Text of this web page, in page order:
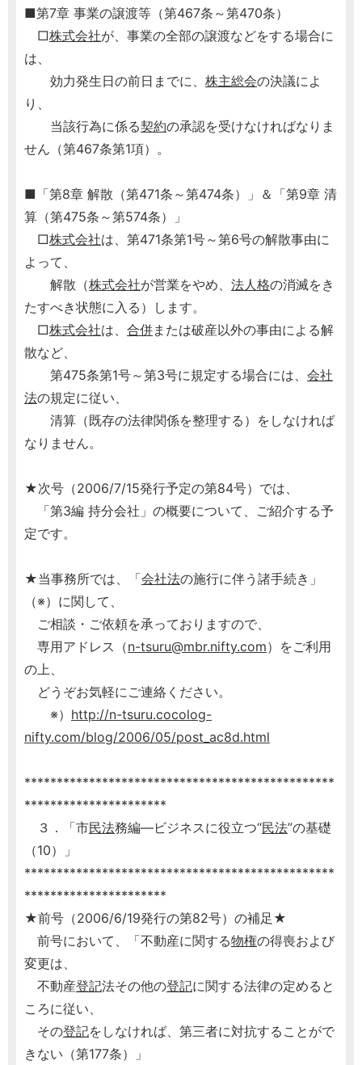
■第7章 事業の譲渡等（第467条～第470条）
□株式会社が、事業の全部の譲渡などをする場合に
は、
効力発生日の前日までに、 株主総会の決議によ
り、
当該行為に係る契約の承認を受けなければなりま
せん（第467条第1項）。
■「第8章 解散（第471条～第474条）」＆「第9章 清
算（第475条～第574条）」
□株式会社は、第471条第1号～第6号の解散事由に
よって、
解散（株式会社が営業をやめ、 法人格の消滅をき
たすべき状態に入る）します。
□株式会社は、 合併または破産以外の事由による解
散など、
第475条第1号～第3号に規定する場合には、 会社
法の規定に従い、
清算（既存の法律関係を整理する）をしなければ
なりません。
★次号（2006/7/15発行予定の第84号）では、
「第3編 持分会社」の概要について、ご紹介する予
定です。
★当事務所では、「会社法の施行に伴う諸手続き」
（※）に関して、
ご相談・ご依頼を承っておりますので、
専用アドレス（n-tsuru@mbr.nifty.com）をご利用
の上、
どうぞお気軽にご連絡ください。
※） http://n-tsuru.cocolog-
nifty.com/blog/2006/05/post_ac8d.html
************************************************
**********************
３．「市民法務編―ビジネスに役立つ“民法”の基礎
（10）」
************************************************
**********************
★前号（2006/6/19発行の第82号）の補足★
前号において、「不動産に関する物権の得喪および
変更は、
不動産登記法その他の登記に関する法律の定めると
ころに従い、
その登記をしなければ、第三者に対抗することがで
きない（第177条）」